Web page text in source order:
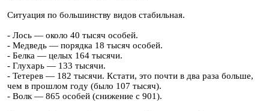
Ситуация по большинству видов стабильная.
- Лось — около 40 тысяч особей.
- Медведь — порядка 18 тысяч особей.
- Белка — целых 164 тысячи.
- Глухарь — 133 тысячи.
- Тетерев — 182 тысячи. Кстати, это почти в два раза больше,
чем в прошлом году (было 107 тысяч).
- Волк — 865 особей (снижение с 901).